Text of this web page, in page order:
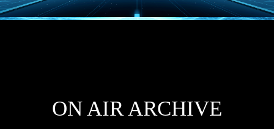
ON AIR ARCHIVE